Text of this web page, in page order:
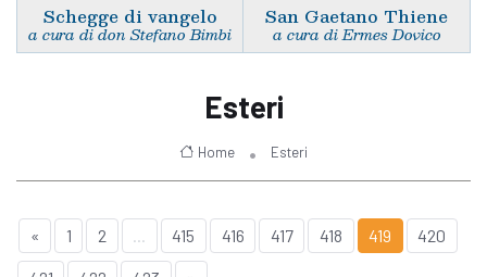
Schegge di vangelo
a cura di don Stefano Bimbi
San Gaetano Thiene
a cura di Ermes Dovico
Esteri
Home Esteri
« 1 2 415 416 417 418 419 420